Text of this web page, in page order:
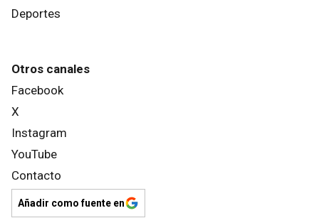
Deportes
Otros canales
Facebook
X
Instagram
YouTube
Contacto
Añadir como fuente en